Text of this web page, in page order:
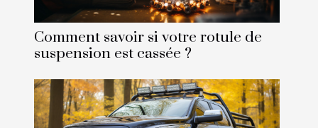
Comment savoir si votre rotule de
suspension est cassée ?